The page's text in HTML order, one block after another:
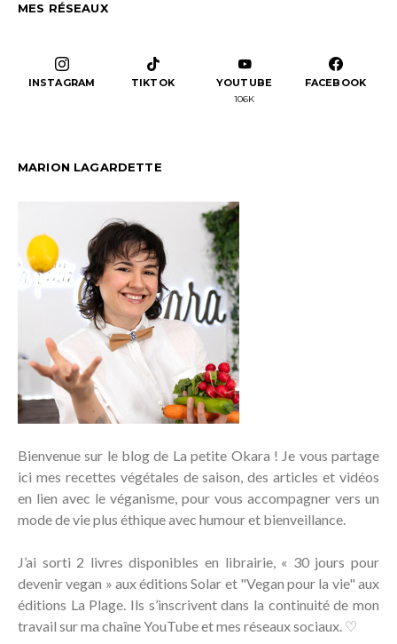
MES RÉSEAUX
INSTAGRAM TIKTOK YOUTUBE
106K
FACEBOOK
MARION LAGARDETTE
Bienvenue sur le blog de La petite Okara ! Je vous partage
ici mes recettes végétales de saison, des articles et vidéos
en lien avec le véganisme, pour vous accompagner vers un
mode de vie plus éthique avec humour et bienveillance.
J’ai sorti 2 livres disponibles en librairie, « 30 jours pour
devenir vegan » aux éditions Solar et "Vegan pour la vie" aux
éditions La Plage. Ils s’inscrivent dans la continuité de mon
travail sur ma chaîne YouTube et mes réseaux sociaux. ♡